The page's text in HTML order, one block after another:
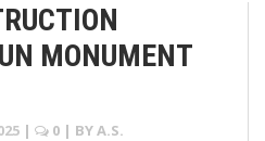
MONUMENT
| 0 | BYA.S.